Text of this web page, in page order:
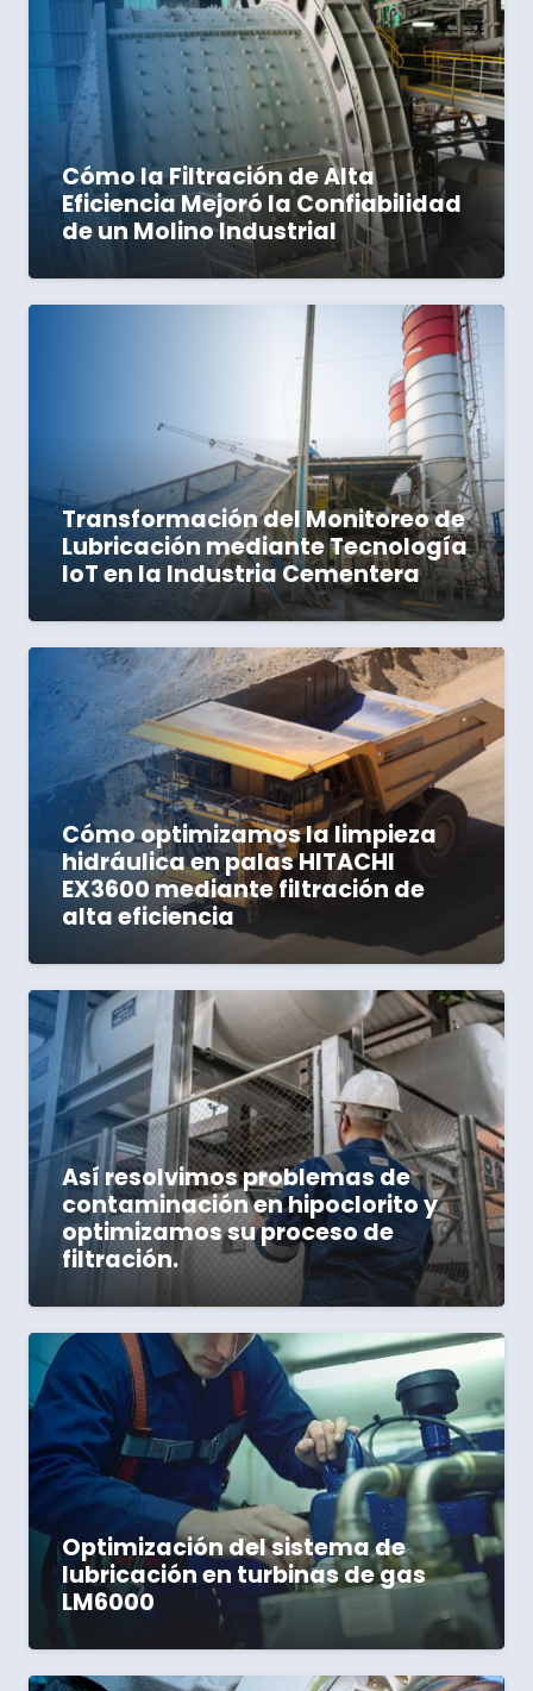
Cómo la Filtración de Alta
Eficiencia Mejoró la Confiabilidad
de un Molino Industrial
Transformación del Monitoreo de
Lubricación mediante Tecnología
IoT en la Industria Cementera
Cómo optimizamos la limpieza
hidráulica en palas HITACHI
EX3600 mediante filtración de
alta eficiencia
Así resolvimos problemas de
contaminación en hipoclorito y
optimizamos su proceso de
filtración.
Optimización del sistema de
lubricación en turbinas de gas
LM6000